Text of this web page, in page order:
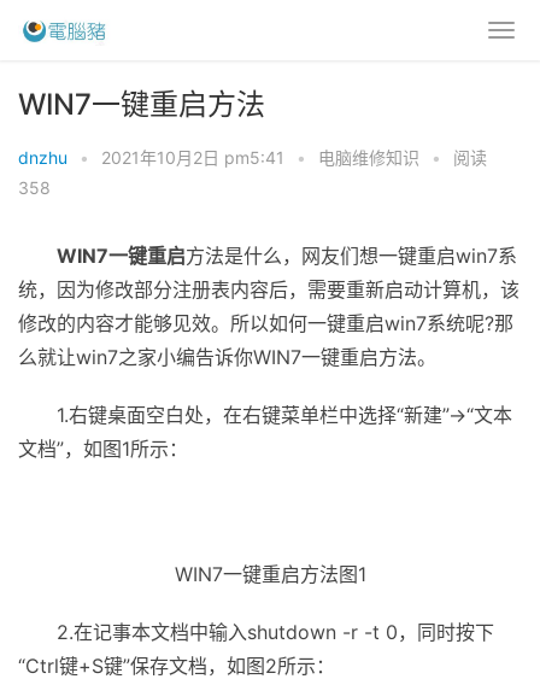
WIN7一键重启方法
dnzhu • 2021年10月2日 pm5:41 • 电脑维修知识 •
阅读
358
WIN7一键重启方法是什么，网友们想一键重启win7系
统，因为修改部分注册表内容后，需要重新启动计算机，该
修改的内容才能够见效。所以如何一键重启win7系统呢?那
么就让win7之家小编告诉你WIN7一键重启方法。
1.右键桌面空白处，在右键菜单栏中选择“新建”→“文本
文档”，如图1所示：
WIN7一键重启方法图1
2.在记事本文档中输入shutdown -r -t 0，同时按下
“Ctrl键+S键”保存文档，如图2所示：